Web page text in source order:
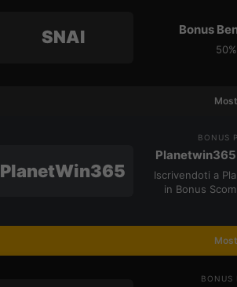
SNAI Bonus
PlanetWin365
BONUS
Iscrivendoti a
in Bonus
BONUS